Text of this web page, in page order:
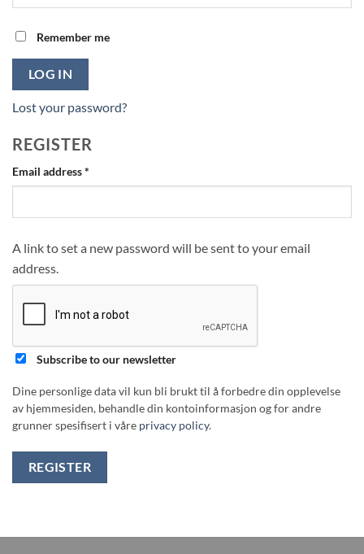
Remember me
LOG IN
Lost your password?
REGISTER
Email address*
A link to set a new password will be sent to your email
address.
Subscribe to our newsletter
Dine personlige data vil kun bli brukt til å forbedre din opplevelse
av hjemmesiden, behandle din kontoinformasjon og for andre
grunner spesifisert i våre privacy policy.
REGISTER